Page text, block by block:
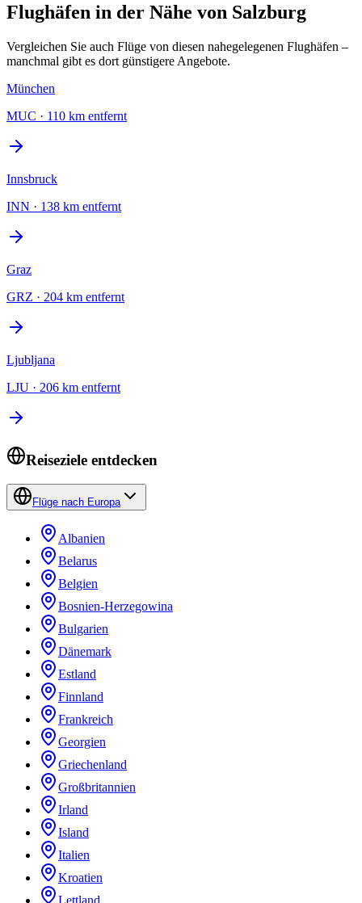
Flughäfen in der Nähe von Salzburg
Vergleichen Sie auch Flüge von diesen nahegelegenen Flughäfen –
manchmal gibt es dort günstigere Angebote.
München
MUC · 110 km entfernt
Innsbruck
INN · 138 km entfernt
Graz
GRZ · 204 km entfernt
Ljubljana
LJU · 206 km entfernt
Reiseziele entdecken
Flüge nach Europa
Albanien
Belarus
Belgien
Bosnien-Herzegowina
Bulgarien
Dänemark
Estland
Finnland
Frankreich
Georgien
Griechenland
Großbritannien
Irland
Island
Italien
Kroatien